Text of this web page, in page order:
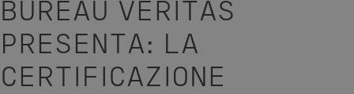
BUREAU VERITAS
PRESENTA: LA
CERTIFICAZIONE